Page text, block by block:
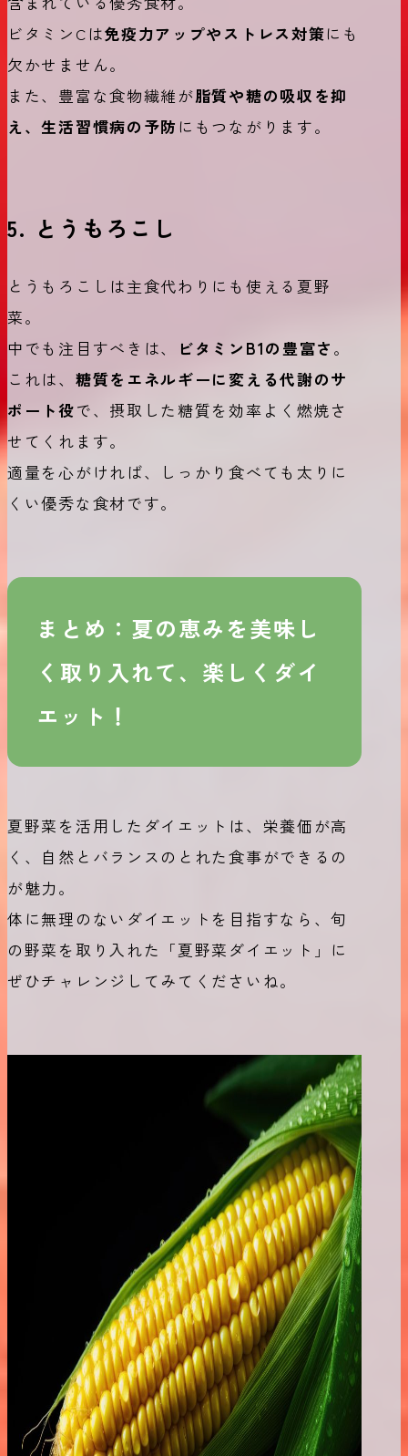
ビタミンCは免疫力アップやストレス対策にも
欠かせません。
また、豊富な食物繊維が脂質や糖の吸収を抑
え、生活習慣病の予防 にもつながります。
5. とうもろこし
とうもろこしは主食代わりにも使える夏野
菜。
中でも注目すべきは、
ビタミンB1の豊富さ 。
これは、 糖質をエネルギーに変える代謝のサ
ポート役で、摂取した糖質を効率よく燃焼さ
せてくれます。
適量を心がければ、しっかり食べても太りに
くい優秀な食材です。
まとめ：夏の恵みを美味し
く取り入れて、楽しくダイ
エット！
夏野菜を活用したダイエットは、栄養価が高
く、自然とバランスのとれた食事ができるの
が魅力。
体に無理のないダイエットを目指すなら、旬
の野菜を取り入れた「夏野菜ダイエット」に
ぜひチャレンジしてみてくださいね。